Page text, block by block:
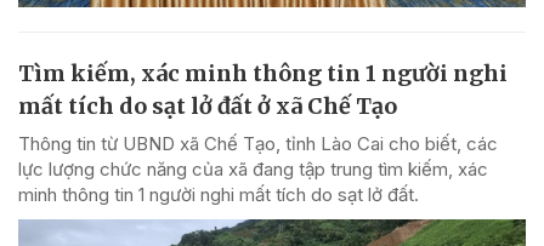
Tìm kiếm, xác minh thông tin 1 người nghi
mất tích do sạt lở đất ở xã Chế Tạo
Thông tin từ UBND xã Chế Tạo, tỉnh Lào Cai cho biết, các
lực lượng chức năng của xã đang tập trung tìm kiếm, xác
minh thông tin 1 người nghi mất tích do sạt lở đất.